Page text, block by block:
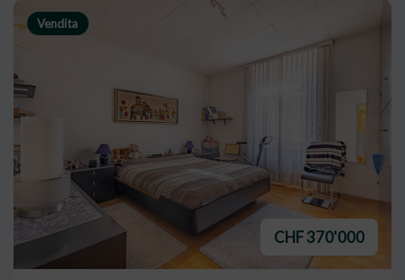
Vendita
CHF 370'000